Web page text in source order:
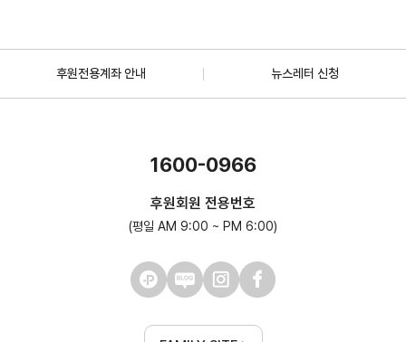
후원전용계좌 안내 뉴스레터 신청
1600-0966
후원회원 전용번호
(평일 AM 9:00 ~ PM 6:00)